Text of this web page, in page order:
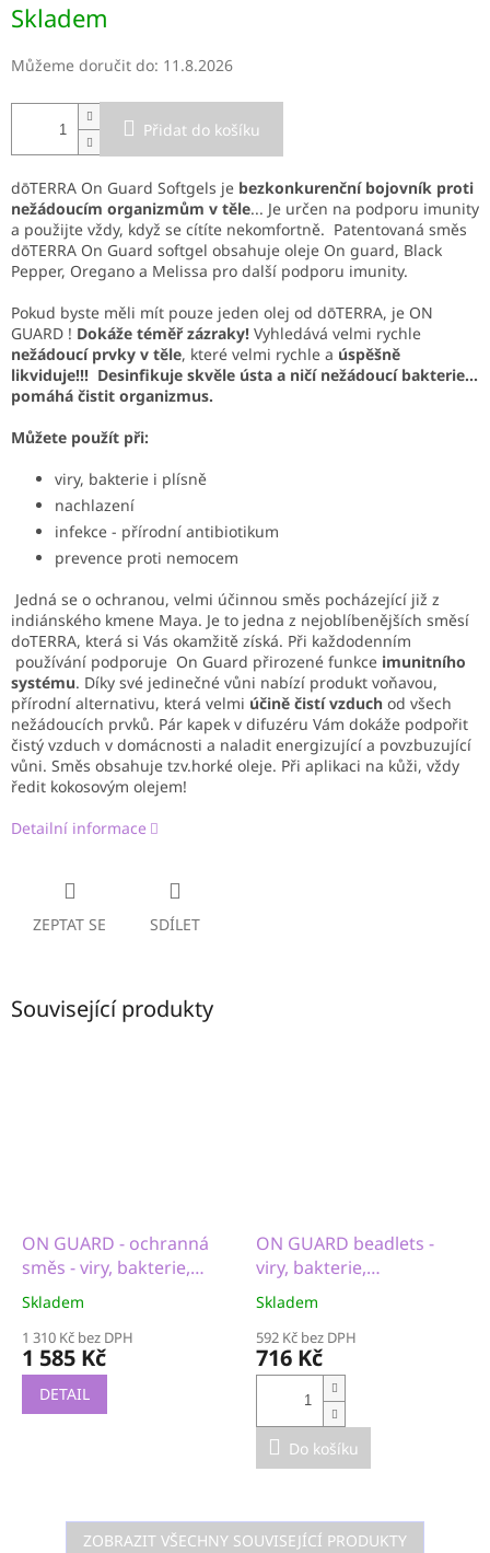
cena:
Skladem
Můžeme doručit do: 11.8.2026
Přidat do košíku
dōTERRA On Guard Softgels je bezkonkurenční bojovník proti
nežádoucím organizmům v těle... Je určen na podporu imunity
a použijte vždy, když se cítíte nekomfortně. Patentovaná směs
dōTERRA On Guard softgel obsahuje oleje On guard, Black
Pepper, Oregano a Melissa pro další podporu imunity.
Pokud byste měli mít pouze jeden olej od dōTERRA, je ON
GUARD ! Dokáže téměř zázraky! Vyhledává velmi rychle
nežádoucí prvky v těle, které velmi rychle a úspěšně
likviduje!!! Desinfikuje skvěle ústa a ničí nežádoucí bakterie...
pomáhá čistit organizmus.
Můžete použít při:
viry, bakterie i plísně
nachlazení
infekce - přírodní antibiotikum
prevence proti nemocem
Jedná se o ochranou, velmi účinnou směs pocházející již z
indiánského kmene Maya. Je to jedna z nejoblíbenějších směsí
doTERRA, která si Vás okamžitě získá. Při každodenním
používání podporuje On Guard přirozené funkce imunitního
systému. Díky své jedinečné vůni nabízí produkt voňavou,
přírodní alternativu, která velmi účině čistí vzduch od všech
nežádoucích prvků. Pár kapek v difuzéru Vám dokáže podpořit
čistý vzduch v domácnosti a naladit energizující a povzbuzující
vůni. Směs obsahuje tzv.horké oleje. Při aplikaci na kůži, vždy
ředit kokosovým olejem!
Detailní informace
ZEPTAT SE SDÍLET
Související produkty
ON GUARD - ochranná
směs - viry, bakterie,
streptokoky
Skladem
1 310 Kč bez DPH
1 585 Kč
DETAIL
ON GUARD beadlets -
viry, bakterie,
streptokoky, desinfekce
úst
Skladem
592 Kč bez DPH
716 Kč
Do košíku
ZOBRAZIT VŠECHNY SOUVISEJÍCÍ PRODUKTY